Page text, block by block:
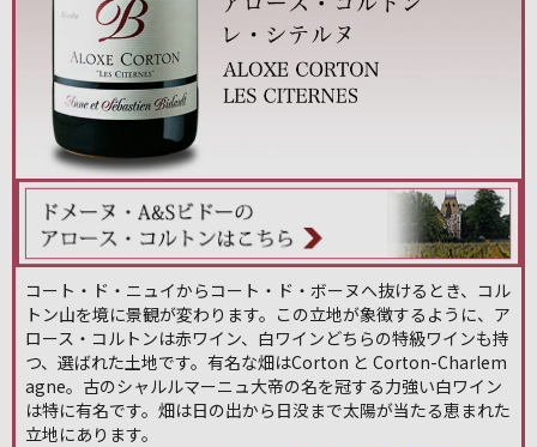
コート・ド・ニュイからコート・ド・ボーヌへ抜けるとき、コル
トン山を境に景観が変わります。この立地が象徴するように、ア
ロース・コルトンは赤ワイン、白ワインどちらの特級ワインも持
つ、選ばれた土地です。有名な畑はCorton と Corton-Charlem
agne。古のシャルルマーニュ大帝の名を冠する力強い白ワイン
は特に有名です。畑は日の出から日没まで太陽が当たる恵まれた
立地にあります。